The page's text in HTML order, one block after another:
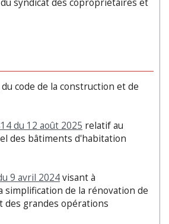
syndicat des copropriétaires et
du code de la construction et de
du 12 août 2025 relatif au
des bâtiments d'habitation
9 avril 2024visant à
simplification de la rénovation de
des grandes opérations